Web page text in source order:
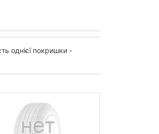
однієї покришки -